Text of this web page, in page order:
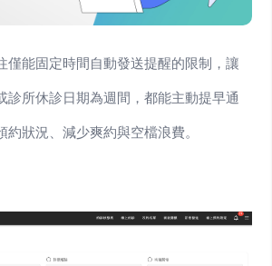
僅能固定時間自動發送提醒的限制，讓
診所休診日期為週間，都能主動提早通
狀況、減少爽約與空檔浪費。